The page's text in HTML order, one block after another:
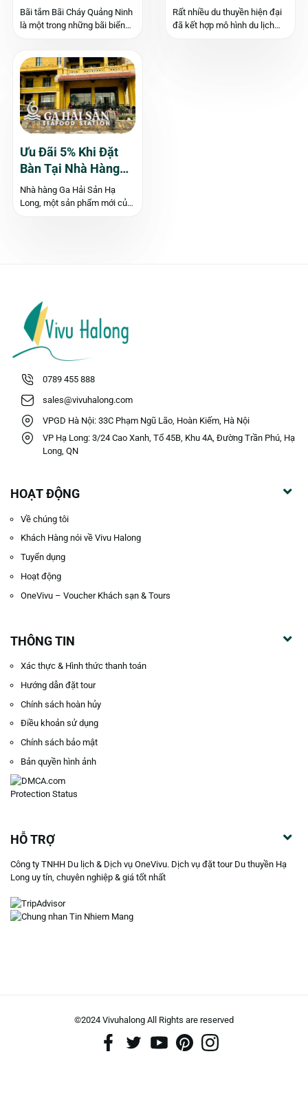
bên bờ Vịnh Hạ Long
Bãi tắm Bãi Cháy Quảng Ninh
là một trong những bãi biển
khu vui chơi thú vị. Nơi đây
chắc chắn sẽ giúp bạn có
được những...
tại Hạ Long
Rất nhiều du thuyền hiện đại
đã kết hợp mô hình du lịch
Ưu Đãi 5% Khi Đặt
Bàn Tại Nhà Hàng
Ga Hải Sản Hạ Long
[Hè 2025]
Nhà hàng Ga Hải Sản Hạ
Long, một sản phẩm mới của
0789 455 888
sales@vivuhalong.com
VPGD Hà Nội: 33C Phạm Ngũ Lão, Hoàn Kiếm, Hà Nội
VP Hạ Long: 3/24 Cao Xanh, Tổ 45B, Khu 4A, Đường Trần Phú, Hạ
Long, QN
HOẠT ĐỘNG
Về chúng tôi
Khách Hàng nói về Vivu Halong
Tuyển dụng
Hoạt động
OneVivu – Voucher Khách sạn & Tours
THÔNG TIN
Xác thực & Hình thức thanh toán
Hướng dẫn đặt tour
Chính sách hoàn hủy
Điều khoản sử dụng
Chính sách bảo mật
Bản quyền hình ảnh
HỖ TRỢ
Công ty TNHH Du lịch & Dịch vụ OneVivu. Dịch vụ đặt tour Du thuyền Hạ
Long uy tín, chuyên nghiệp & giá tốt nhất
©2024 Vivuhalong All Rights are reserved️